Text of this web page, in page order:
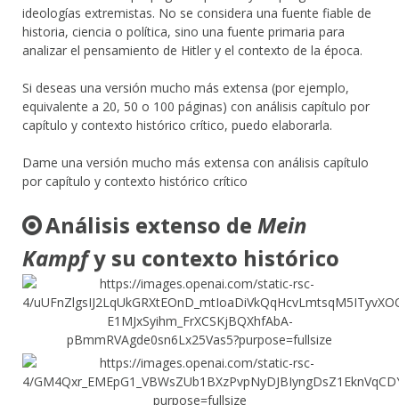
ideologías extremistas. No se considera una fuente fiable de
historia, ciencia o política, sino una fuente primaria para
analizar el pensamiento de Hitler y el contexto de la época.
Si deseas una versión mucho más extensa (por ejemplo,
equivalente a 20, 50 o 100 páginas) con análisis capítulo por
capítulo y contexto histórico crítico, puedo elaborarla.
Dame una versión mucho más extensa con análisis capítulo
por capítulo y contexto histórico crítico
Análisis extenso de Mein
Kampfy su contexto histórico